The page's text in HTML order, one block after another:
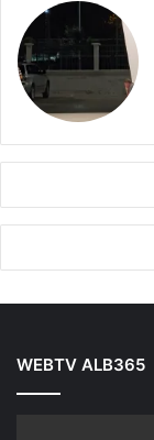
WEBTV ALB365